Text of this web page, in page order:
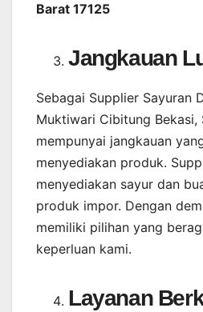
Barat 17125
Jangkauan
Sebagai Supplier Sayuran
Muktiwari Cibitung Bekasi,
mempunyai jangkauan
menyediakan produk.
menyediakan sayur dan
produk impor. Dengan
memiliki pilihan yang
keperluan kami.
Layanan